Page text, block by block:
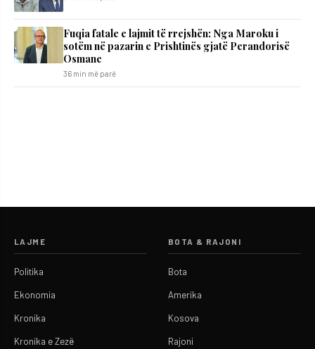
Fuqia fatale e lajmit të rrejshën: Nga Maroku i
sotëm në pazarin e Prishtinës gjatë Perandorisë
Osmane
36 min më parë
LAJME
Politika
Ekonomia
Kronika
Kronika e Zezë
BOTA & RAJONI
Bota
Amerika
Kosova
Rajoni